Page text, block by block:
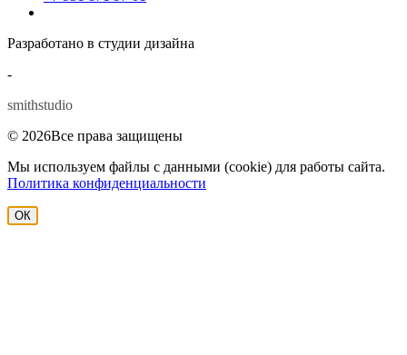
Разработано в студии дизайна
-
smithstudio
© 2026Все права защищены
Мы используем файлы с данными (cookie) для работы сайта.
Политика конфиденциальности
ОК